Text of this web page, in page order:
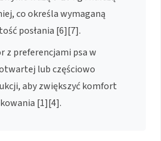
co określa wymaganą
posłania [6][7].
z preferencjami psa w
lub częściowo
aby zwiększyć komfort
[1][4].